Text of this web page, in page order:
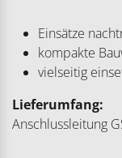
Einsätze
kompakte
vielseitig
Lieferumfang:
Anschlussleitung